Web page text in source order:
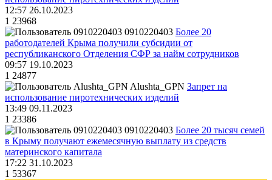
12:57 26.10.2023
1 23968
0910220403 Более 20
работодателей Крыма получили субсидии от
республиканского Отделения СФР за найм сотрудников
09:57 19.10.2023
1 24877
Alushta_GPN Запрет на
использование пиротехнических изделий
13:49 09.11.2023
1 23386
0910220403 Более 20 тысяч семей
в Крыму получают ежемесячную выплату из средств
материнского капитала
17:22 31.10.2023
1 53367